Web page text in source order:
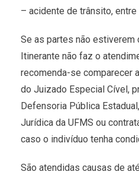
– acidente de trânsito, entre
Se as partes não estiverem
Itinerante não faz o
recomenda-se comparecer
do Juizado Especial Cível,
Defensoria Pública
Jurídica da UFMS ou
caso o indivíduo tenha
São atendidas causas de